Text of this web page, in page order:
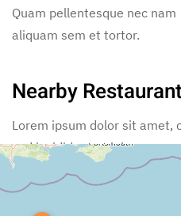
Quam pellentesque nec nam
aliquam sem et tortor.
Nearby
Lorem ipsum dolor sit amet,
sed incididunt ut labore.